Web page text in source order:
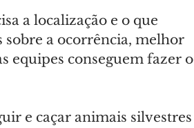
a localização e o que
sobre a ocorrência, melhor
equipes conseguem fazer o
e caçar animais silvestres